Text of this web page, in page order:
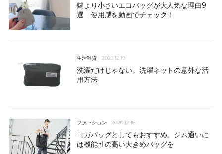
鍵より小さいエコバッグが大人気な理由9
選 使用感を動画でチェック！
生活雑貨 2020.12.19
洗濯だけじゃない。洗濯ネットの意外な活
用方法
ファッション 2020.12.16
ヨガバッグとしてもおすすめ。ジム通いに
は機能性の高い大きめバッグを